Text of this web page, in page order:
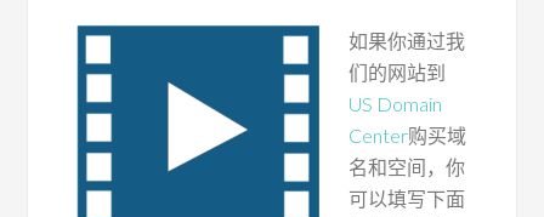
如果你通过我
们的网站到
US Domain
Center购买域
名和空间，你
可以填写下面